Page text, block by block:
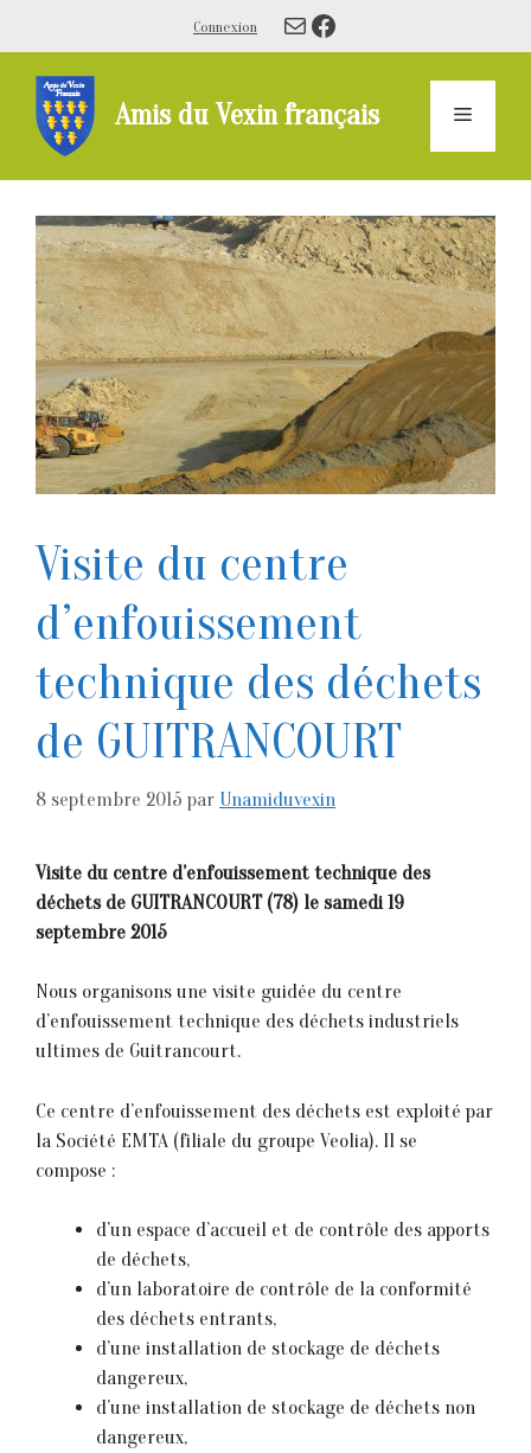
contenu
Connexion E-mailFacebook
Amis du Vexin français Menu
Visite du centre
d’enfouissement
technique des déchets
de GUITRANCOURT
8 septembre 2015 par Unamiduvexin
Visite du centre d’enfouissement technique des
déchets de GUITRANCOURT (78) le samedi 19
septembre 2015
Nous organisons une visite guidée du centre
d’enfouissement technique des déchets industriels
ultimes de Guitrancourt.
Ce centre d’enfouissement des déchets est exploité par
la Société EMTA (filiale du groupe Veolia). Il se
compose :
d’un espace d’accueil et de contrôle des apports
de déchets,
d’un laboratoire de contrôle de la conformité
des déchets entrants,
d’une installation de stockage de déchets
dangereux,
d’une installation de stockage de déchets non
dangereux,